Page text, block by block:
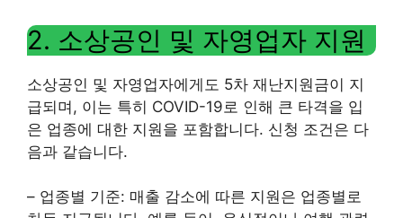
2. 소상공인 및 자영업자 지원
소상공인 및 자영업자에게도 5차 재난지원금이 지
급되며, 이는 특히 COVID-19로 인해 큰 타격을 입
은 업종에 대한 지원을 포함합니다. 신청 조건은 다
음과 같습니다.
– 업종별 기준: 매출 감소에 따른 지원은 업종별로